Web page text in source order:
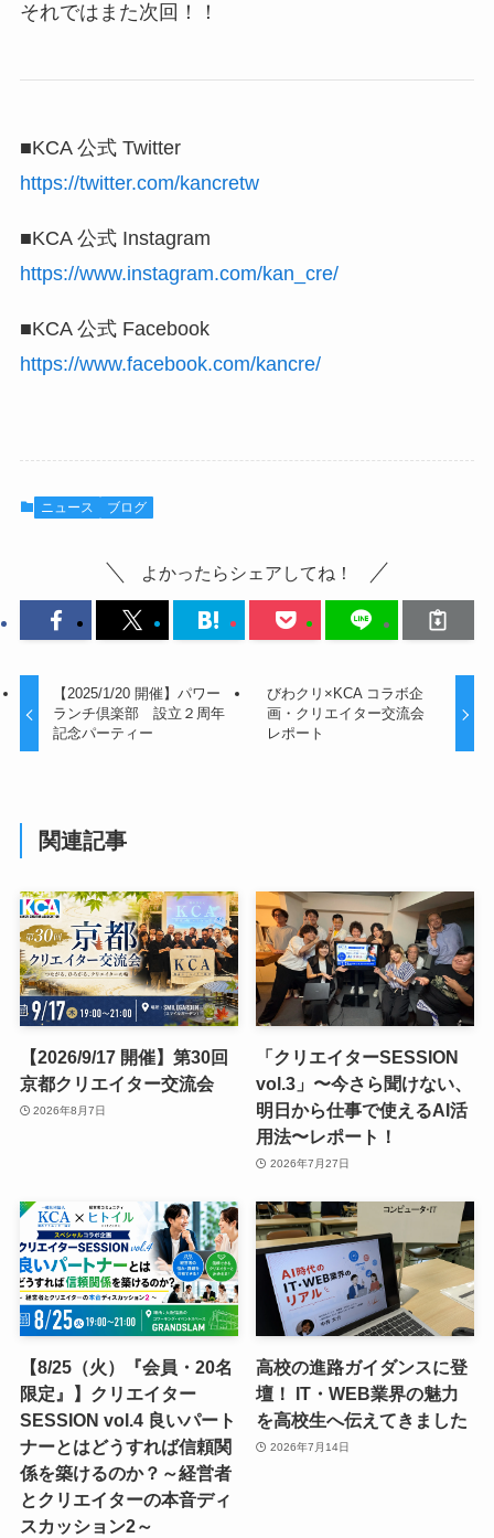
それではまた次回！！
■KCA 公式 Twitter
https://twitter.com/kancretw
■KCA 公式 Instagram
https://www.instagram.com/kan_cre/
■KCA 公式 Facebook
https://www.facebook.com/kancre/
ニュース ブログ
よかったらシェアしてね！
【2025/1/20 開催】パワー
ランチ倶楽部 設立２周年
記念パーティー
びわクリ×KCA コラボ企
画・クリエイター交流会
レポート
関連記事
【2026/9/17 開催】第30回
京都クリエイター交流会
2026年8月7日
「クリエイターSESSION
vol.3」〜今さら聞けない、
明日から仕事で使えるAI活
用法〜レポート！
2026年7月27日
【8/25（火）『会員・20名
限定』】クリエイター
SESSION vol.4 良いパート
ナーとはどうすれば信頼関
係を築けるのか？～経営者
とクリエイターの本音ディ
スカッション2～
高校の進路ガイダンスに登
壇！ IT・WEB業界の魅力
を高校生へ伝えてきました
2026年7月14日